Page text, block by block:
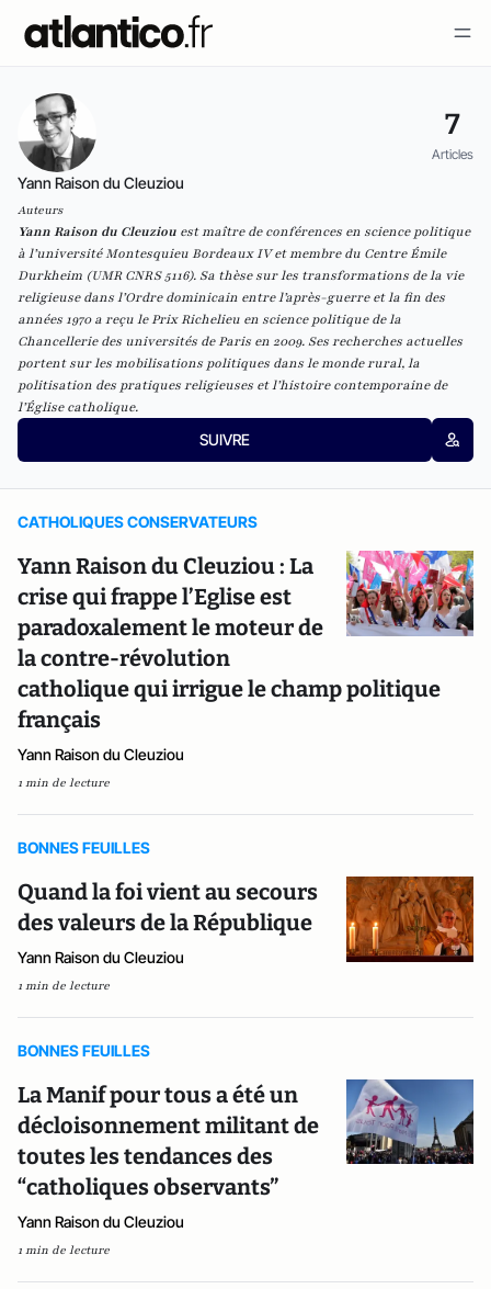
7
Articles
Yann Raison du Cleuziou
Auteurs
Yann Raison du Cleuziou est maître de conférences en science politique
à l’université Montesquieu Bordeaux IV et membre du Centre Émile
Durkheim (UMR CNRS 5116). Sa thèse sur les transformations de la vie
religieuse dans l’Ordre dominicain entre l’après-guerre et la fin des
années 1970 a reçu le Prix Richelieu en science politique de la
Chancellerie des universités de Paris en 2009. Ses recherches actuelles
portent sur les mobilisations politiques dans le monde rural, la
politisation des pratiques religieuses et l’histoire contemporaine de
l’Église catholique.
SUIVRE
CATHOLIQUES CONSERVATEURS
Yann Raison du Cleuziou : La
crise qui frappe l’Eglise est
paradoxalement le moteur de
la contre-révolution
catholique qui irrigue le champ politique
français
Yann Raison du Cleuziou
1 min de lecture
BONNES FEUILLES
Quand la foi vient au secours
des valeurs de la République
Yann Raison du Cleuziou
1 min de lecture
BONNES FEUILLES
La Manif pour tous a été un
décloisonnement militant de
toutes les tendances des
“catholiques observants”
Yann Raison du Cleuziou
1 min de lecture